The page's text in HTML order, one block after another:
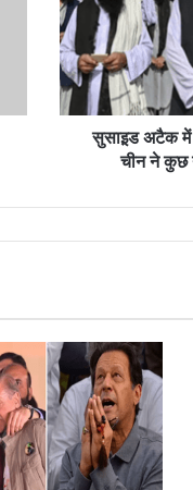
सुसाइ़ड अटैक में
चीन ने कुछ